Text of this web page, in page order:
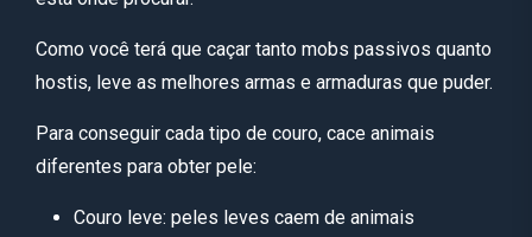
Como você terá que caçar tanto mobs passivos quanto
hostis, leve as melhores armas e armaduras que puder.
Para conseguir cada tipo de couro, cace animais
diferentes para obter pele:
Couro leve: peles leves caem de animais